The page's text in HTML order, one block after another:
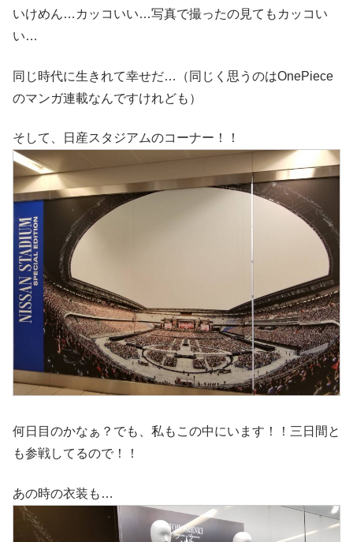
いけめん…カッコいい…写真で撮ったの見てもカッコい
い…
同じ時代に生きれて幸せだ…（同じく思うのはOnePiece
のマンガ連載なんですけれども）
そして、日産スタジアムのコーナー！！
何日目のかなぁ？でも、私もこの中にいます！！三日間と
も参戦してるので！！
あの時の衣装も…